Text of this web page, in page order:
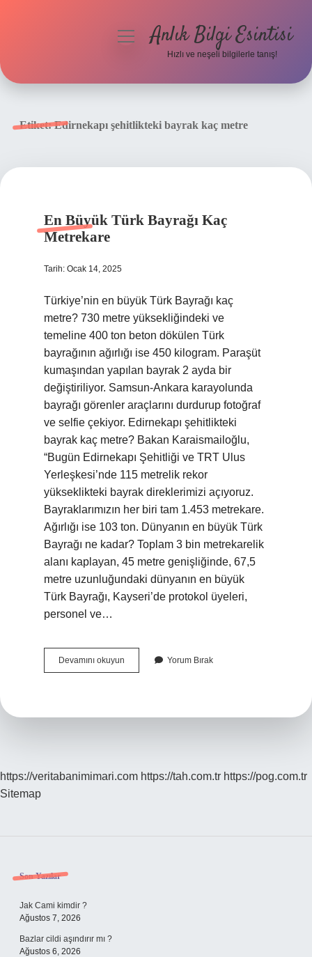
menüyüAnlık Bilgi Esintisi
Hızlı ve neşeli bilgilerle tanış!
Etiket:Edirnekapı şehitlikteki bayrak kaç metre
En Büyük Türk Bayrağı Kaç
Metrekare
Tarih: Ocak 14, 2025
Türkiye’nin en büyük Türk Bayrağı kaç
metre? 730 metre yüksekliğindeki ve
temeline 400 ton beton dökülen Türk
bayrağının ağırlığı ise 450 kilogram. Paraşüt
kumaşından yapılan bayrak 2 ayda bir
değiştiriliyor. Samsun-Ankara karayolunda
bayrağı görenler araçlarını durdurup fotoğraf
ve selfie çekiyor. Edirnekapı şehitlikteki
bayrak kaç metre? Bakan Karaismailoğlu,
“Bugün Edirnekapı Şehitliği ve TRT Ulus
Yerleşkesi’nde 115 metrelik rekor
yükseklikteki bayrak direklerimizi açıyoruz.
Bayraklarımızın her biri tam 1.453 metrekare.
Ağırlığı ise 103 ton. Dünyanın en büyük Türk
Bayrağı ne kadar? Toplam 3 bin metrekarelik
alanı kaplayan, 45 metre genişliğinde, 67,5
metre uzunluğundaki dünyanın en büyük
Türk Bayrağı, Kayseri’de protokol üyeleri,
personel ve…
Devamını okuyun
Büyük
Yorum Bırak
https://veritabanimimari.com https://tah.com.tr https://pog.com.tr
Sitemap
Sidebar
Son Yazılar
Jak Cami kimdir ?
Ağustos 7, 2026
Bazlar cildi aşındırır mı ?
Ağustos 6, 2026